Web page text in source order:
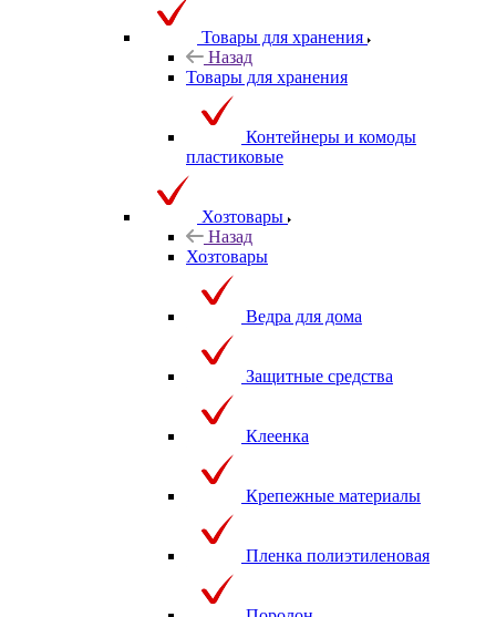
Товары для хранения
Назад
Товары для хранения
Контейнеры и комоды
пластиковые
Хозтовары
Назад
Хозтовары
Ведра для дома
Защитные средства
Клеенка
Крепежные материалы
Пленка полиэтиленовая